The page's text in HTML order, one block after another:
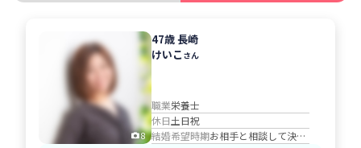
8
47歳 長崎
けいこ さん
職業栄養士
休日土日祝
結婚希望時期
お相手と相談して決める